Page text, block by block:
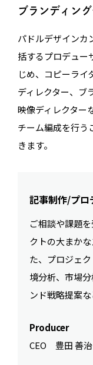
ブランディン
パドルデザインカ
括するプロデュー
じめ、コピーライ
ディレクター、ブ
映像ディレクター
チーム編成を行う
きます。
記事制作/プロ
ご相談や課題
クトの大まか
た、プロジェ
境分析、市場
ンド戦略提案な
Producer
CEO 豊田 善治